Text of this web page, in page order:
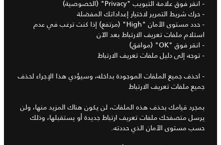
- انقر فوق علامة التبويب "Privacy" (الخصوصية)
- حرك شريط التمرير لاختيار إعداداتك المفضلة
- حدد مستوى الأمان "High" (مرتفع) إذا كنت ترغب في عدم
استلام ملفات تعريف الارتباط بعد الآن
- انقر فوق "OK" (موافق)
- توجه إلى دليل ملفات تعريف الارتباط
- احذف جميع الملفات الموجودة بداخله، وسيؤدي هذا الإجراء لحذف
جميع ملفات تعريف الارتباط
بمجرد قيامك بحذف هذه الملفات، لن يكون هناك المزيد منها، ولن
يرسل متصفحك ملفات تعريف ارتباط جديدة أو يستقبلها، وذلك
حسب مستوى الأمان الذي حددته.